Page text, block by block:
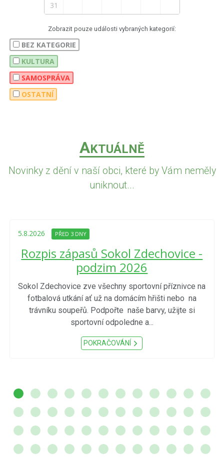
31
Zobrazit pouze události vybraných kategorií:
BEZ KATEGORIE
KULTURA
SAMOSPRÁVA
OSTATNÍ
AKTUÁLNĚ
Novinky z dění v naší obci, které by Vám neměly
uniknout...
5.8.2026 PŘED 3 DNY
Rozpis zápasů Sokol Zdechovice -
podzim 2026
Sokol Zdechovice zve všechny sportovní příznivce na
fotbalová utkání ať už na domácím hřišti nebo na
trávníku soupeřů. Podpořte naše barvy, užijte si
sportovní odpoledne a...
POKRAČOVÁNÍ